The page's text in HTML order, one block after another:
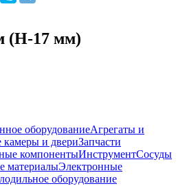
(H-17 мм)
оборудованиеАгрегаты и
и двериЗапчасти
компонентыИнструментСосуды
материалыЭлектронные
оборудование